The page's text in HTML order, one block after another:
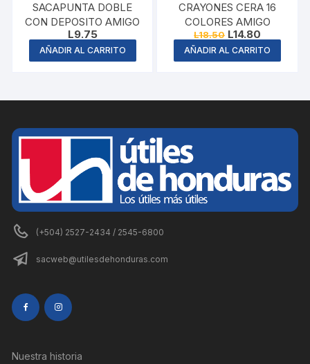
SACAPUNTA DOBLE
CON DEPOSITO AMIGO
L9.75
AÑADIR AL CARRITO
CRAYONES CERA 16
COLORES AMIGO
L18.50 Original
price
was:
L18.50.
L14.80
price
is:
L14.80.
AÑADIR AL CARRITO
(+504) 2527-2434 / 2545-6800
sacweb@utilesdehonduras.com
Nuestra historia